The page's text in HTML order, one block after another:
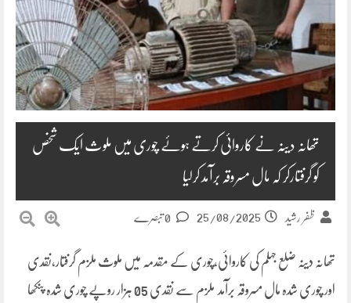
تھانہ دینہ نے کاروائی کرتے ہوئے چوری میں ملوث ایک شخص
کو گرفتارکر کہ مال مسروقہ برآمد کرلیا
ظفر رشید 25/08/2025
تھانہ دینہ ضلع جہلم کی کاروائی،چوری کے مقدمہ میں ملوث ملزم گرفتار،نقدی
اور چوری شدہ مال مسروقہ برآمد ملزم سے نقدی 05 ہزار روپے چوری شدہ پنکھا